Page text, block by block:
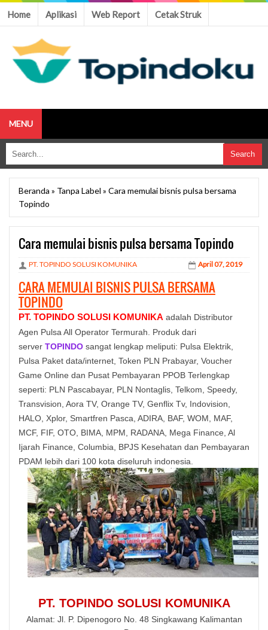
Home Aplikasi Web Report Cetak Struk
MENU
Beranda » Tanpa Label » Cara memulai bisnis pulsa bersama
Topindo
Cara memulai bisnis pulsa bersama Topindo
PT. TOPINDO SOLUSI KOMUNIKA April 07, 2019
CARA MEMULAI BISNIS PULSA BERSAMA
TOPINDO
PT. TOPINDO SOLUSI KOMUNIKA adalah Distributor
Agen Pulsa All Operator Termurah. Produk dari
server TOPINDO sangat lengkap meliputi: Pulsa Elektrik,
Pulsa Paket data/internet, Token PLN Prabayar, Voucher
Game Online dan Pusat Pembayaran PPOB Terlengkap
seperti: PLN Pascabayar, PLN Nontaglis, Telkom, Speedy,
Transvision, Aora TV, Orange TV, Genflix Tv, Indovision,
HALO, Xplor, Smartfren Pasca, ADIRA, BAF, WOM, MAF,
MCF, FIF, OTO, BIMA, MPM, RADANA, Mega Finance, Al
Ijarah Finance, Columbia, BPJS Kesehatan dan Pembayaran
PDAM lebih dari 100 kota diseluruh indonesia.
PT. TOPINDO SOLUSI KOMUNIKA
Alamat: Jl. P. Dipenogoro No. 48 Singkawang Kalimantan